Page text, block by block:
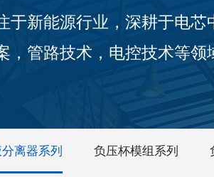
于新能源行业，深耕于电芯
，管路技术，电控技术等领
离器系列 负压杯模组系列